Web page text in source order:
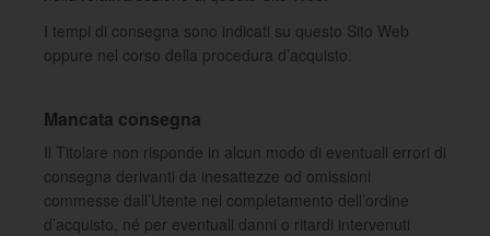
I tempi di consegna sono indicati su questo Sito Web
oppure nel corso della procedura d’acquisto.
Mancata consegna
Il Titolare non risponde in alcun modo di eventuali errori di
consegna derivanti da inesattezze od omissioni
commesse dall’Utente nel completamento dell’ordine
d’acquisto, né per eventuali danni o ritardi intervenuti